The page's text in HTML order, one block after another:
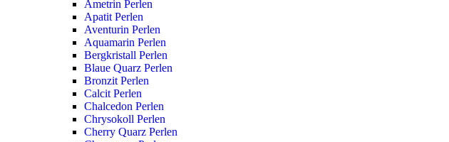
Ametrin Perlen
Apatit Perlen
Aventurin Perlen
Aquamarin Perlen
Bergkristall Perlen
Blaue Quarz Perlen
Bronzit Perlen
Calcit Perlen
Chalcedon Perlen
Chrysokoll Perlen
Cherry Quarz Perlen